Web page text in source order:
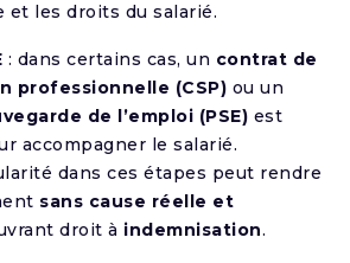
et les droits du salarié.
: dans certains cas, un contrat de
professionnelle (CSP) ou un
de l’emploi (PSE) est
accompagner le salarié.
dans ces étapes peut rendre
sans cause réelle et
droit à indemnisation.